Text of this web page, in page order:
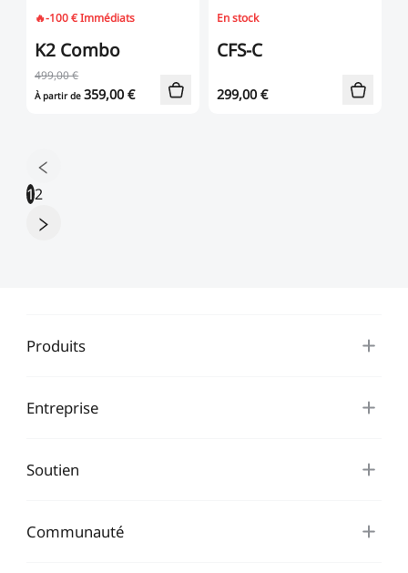
🔥-100 € Immédiats
K2 Combo
499,00 €
À partir de359,00 €
En stock
CFS-C
299,00 €
12
Produits
Entreprise
Soutien
Communauté